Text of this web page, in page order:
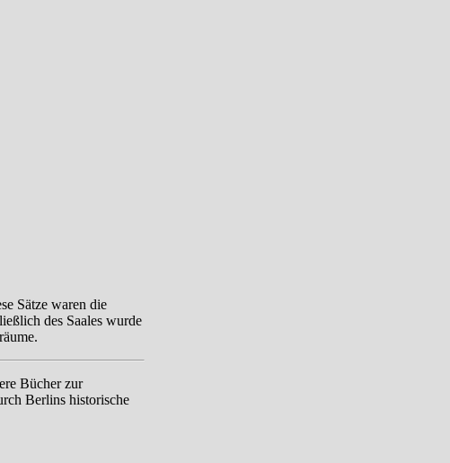
Sätze waren die
des Saales wurde
Bücher zur
Berlins historische